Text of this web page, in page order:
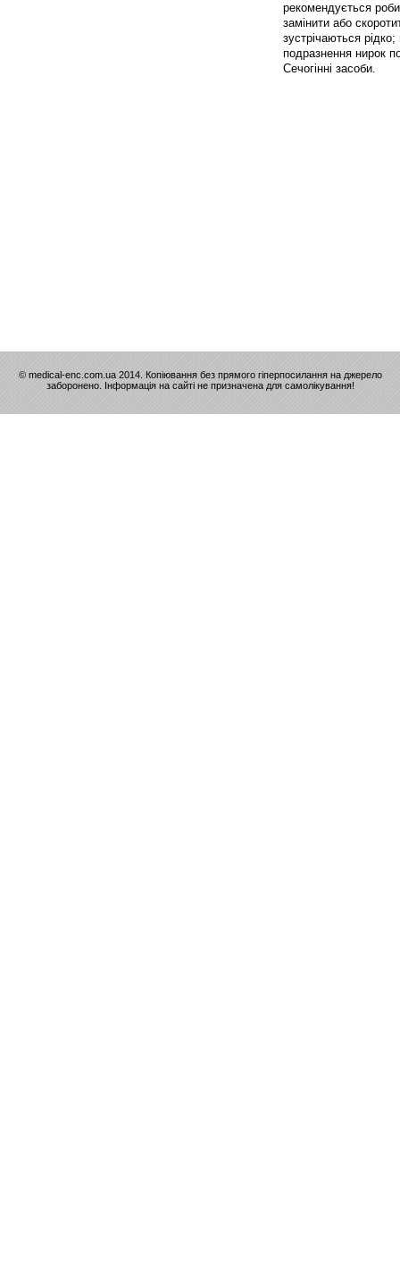
рекомендується
замінити або
зустрічаються
подразнення нирок
Сечогінні засоби.
© medical-enc.com.ua 2014. Копіювання без прямого гіперпосилання на джерело
заборонено. Інформація на сайті не призначена для самолікування!